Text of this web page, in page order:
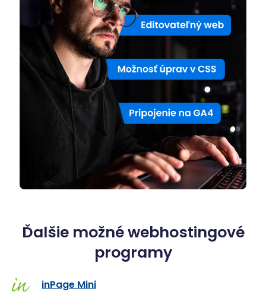
Ďalšie možné webhostingové
programy
inPage Mini